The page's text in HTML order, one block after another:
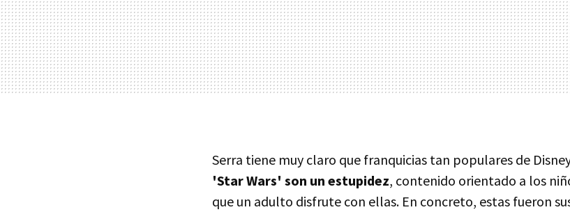
Serra tiene muy claro que franquicias tan populares de
'Star Wars' son un estupidez, contenido orientado a los
que un adulto disfrute con ellas. En concreto, estas fueron